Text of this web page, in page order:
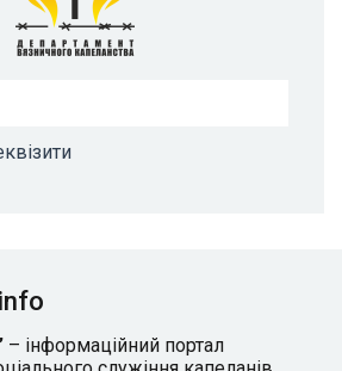
– інформаційний портал